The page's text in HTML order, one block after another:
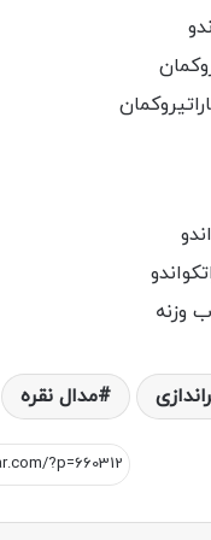
وزنه
مدال نقره